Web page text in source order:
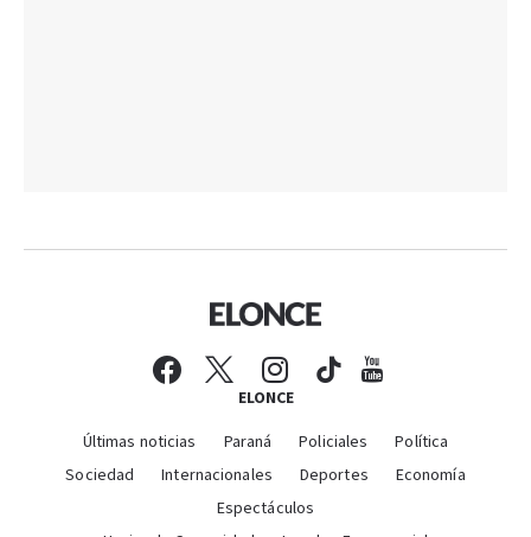
ELONCE
Últimas noticias Paraná Policiales
Política
Sociedad
Internacionales Deportes
Economía
Espectáculos